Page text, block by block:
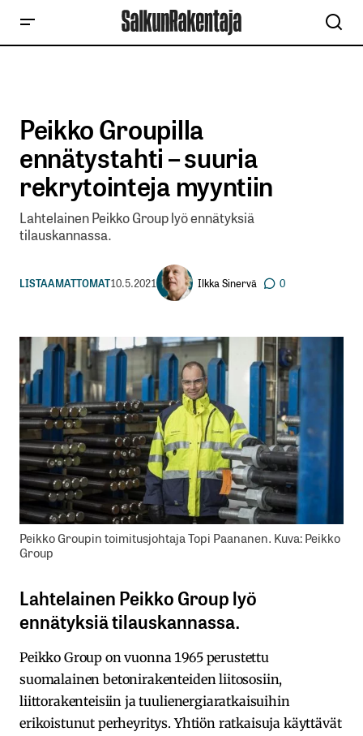
Peikko Groupilla
ennätystahti – suuria
rekrytointeja myyntiin
Lahtelainen Peikko Group lyö ennätyksiä
tilauskannassa.
LISTAAMATTOMAT10.5.2021 Ilkka Sinervä 0
Peikko Groupin toimitusjohtaja Topi Paananen. Kuva: Peikko
Group
Lahtelainen Peikko Group lyö
ennätyksiä tilauskannassa.
Peikko Group on vuonna 1965 perustettu
suomalainen betonirakenteiden liitososiin,
liittorakenteisiin ja tuulienergiaratkaisuihin
erikoistunut perheyritys. Yhtiön ratkaisuja käyttävät